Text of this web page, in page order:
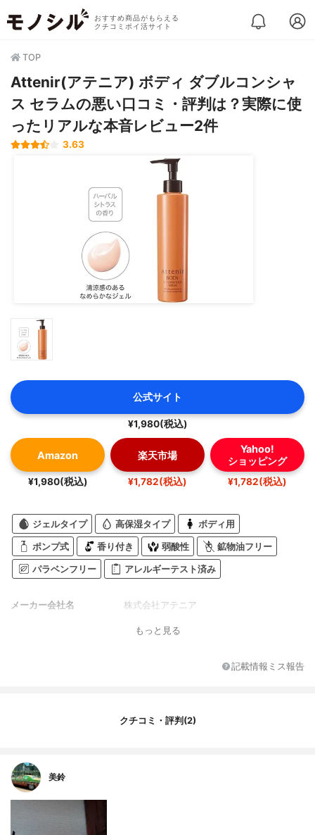
おすすめ商品がもらえる
クチコミポイ活サイト
TOP
Attenir(アテニア) ボディ ダブルコンシャ
ス セラムの悪い口コミ・評判は？実際に使
ったリアルな本音レビュー2件
3.63
公式サイト
¥1,980(税込)
Amazon
¥1,980(税込)
楽天市場
¥1,782(税込)
Yahoo!
ショッピング
¥1,782(税込)
ジェルタイプ 高保湿タイプ ボディ用
ポンプ式 香り付き 弱酸性 鉱物油フリー
パラベンフリー アレルギーテスト済み
メーカー会社名 株式会社アテニア
もっと見る
記載情報ミス報告
クチコミ・評判(2)
美鈴